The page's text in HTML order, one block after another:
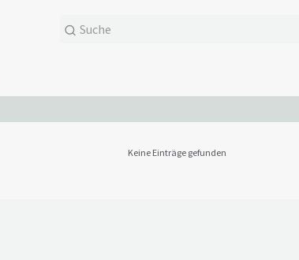
Keine Einträge gefunden